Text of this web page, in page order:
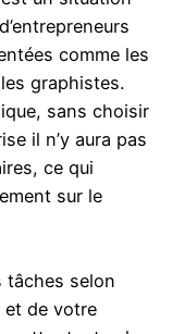
comme les
graphistes.
sans choisir
il n’y aura pas
ce qui
sur le
tâches selon
de votre